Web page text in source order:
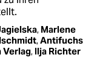
, Marlene
,Antifuchs
Verlag, Ilja Richter